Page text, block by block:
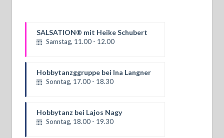
Samstag, 11.00 - 12.00
Sonntag, 17.00 - 18.30
Sonntag, 18.00 - 19.30